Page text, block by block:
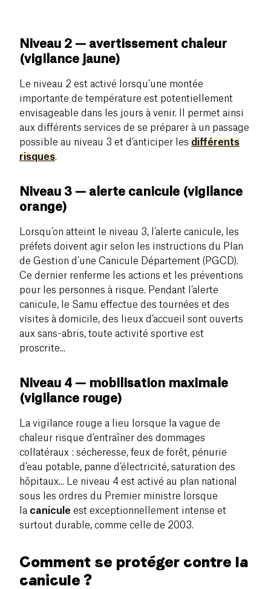
Niveau 2 — avertissement chaleur
(vigilance jaune)
Le niveau 2 est activé lorsqu’une montée
importante de température est potentiellement
envisageable dans les jours à venir. Il permet ainsi
aux différents services de se préparer à un passage
possible au niveau 3 et d’anticiper les différents
risques.
Niveau 3 — alerte canicule (vigilance
orange)
Lorsqu’on atteint le niveau 3, l’alerte canicule, les
préfets doivent agir selon les instructions du Plan
de Gestion d’une Canicule Département (PGCD).
Ce dernier renferme les actions et les préventions
pour les personnes à risque. Pendant l’alerte
canicule, le Samu effectue des tournées et des
visites à domicile, des lieux d’accueil sont ouverts
aux sans-abris, toute activité sportive est
proscrite...
Niveau 4 — mobilisation maximale
(vigilance rouge)
La vigilance rouge a lieu lorsque la vague de
chaleur risque d’entraîner des dommages
collatéraux : sécheresse, feux de forêt, pénurie
d’eau potable, panne d’électricité, saturation des
hôpitaux... Le niveau 4 est activé au plan national
sous les ordres du Premier ministre lorsque
la canicule est exceptionnellement intense et
surtout durable, comme celle de 2003.
Comment se protéger contre la
canicule ?